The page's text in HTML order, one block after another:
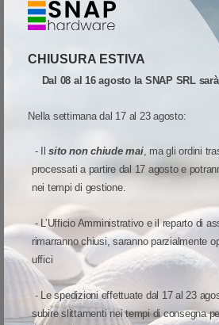
CHIUSURA ESTIVA
Dal 08 al 16 agosto la SNAP SRL
Nella settimana dal 17 al 23 agosto:
- Ilsito non chiude mai, ma gli ordini
processati a partire dal 17 agosto e
nei tempi di gestione.
- L’Ufficio Amministrativo e il reparto di
rimarranno chiusi, saranno parzialmente
uffici
- Le spedizioni effettuate dal 17 al 23
subire slittamenti nei tempi di consegna
presenti nel carrello del cliente, senza mai
Opzioni di alimentazione
Per fornire energia ai vostri dispositivi avete
di alimentazione intercambiabili: una
condensatore PowerCap™. Potete sostituire
alimentazione in qualunque momento su
posto – nessuna necessità di acquistare
semplicissima. Sia la batteria
PowerCap riportano il modello e numero di
vengono utilizzati, in modo che possiate
di alimentazione è installata su ciascuno
con una sola occhiata se la batteria
PowerCap sono sufficientemente carichi